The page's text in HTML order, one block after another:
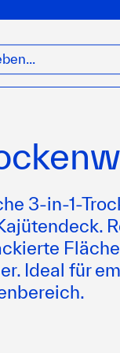
3-in-1-
Ideal für